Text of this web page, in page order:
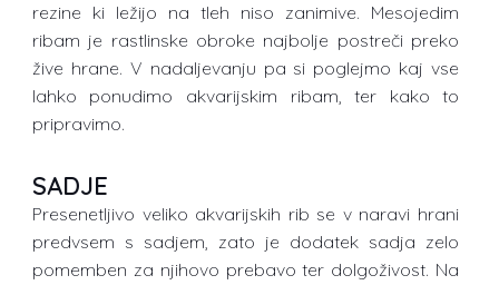
rezine ki ležijo na tleh niso zanimive. Mesojedim
ribam je rastlinske obroke najbolje postreči preko
žive hrane. V nadaljevanju pa si poglejmo kaj vse
lahko ponudimo akvarijskim ribam, ter kako to
pripravimo.
SADJE
Presenetljivo veliko akvarijskih rib se v naravi hrani
predvsem s sadjem, zato je dodatek sadja zelo
pomemben za njihovo prebavo ter dolgoživost. Na